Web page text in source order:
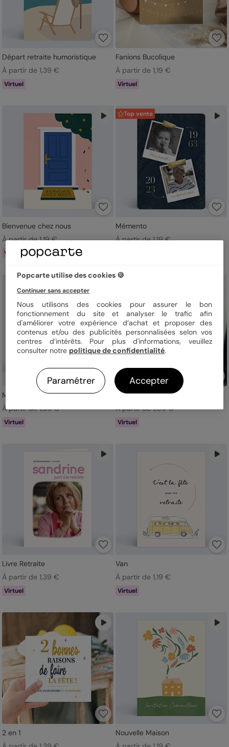
Départ retraite humoristique
À partir de 1,39 €
Virtuel
Fanions Bucolique
À partir de 1,19 €
Virtuel
Bienvenue chez nous
À partir de 1,19 €
Virtuel
Top vente
Mémento
À partir de 1,19 €
Moto Vintage
À partir de 1,39 €
Virtuel
Crémaillère Kraft
À partir de 1,09 €
Virtuel
Livre Retraite
À partir de 1,39 €
Virtuel
Van
À partir de 1,19 €
Virtuel
2 en 1
Nouvelle Maison
Popcarte utilise des cookies 🍪
Continuer sans accepter
Nous utilisons des cookies pour assurer le bon
fonctionnement du site et analyser le trafic afin
d'améliorer votre expérience d’achat et proposer des
contenus et/ou des publicités personnalisées selon vos
centres d’intérêts. Pour plus d'informations, veuillez
consulter notre politique de confidentialité.
Paramétrer Accepter